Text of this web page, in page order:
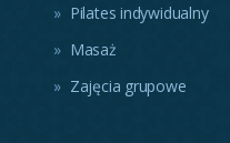
Pilates indywidualny
Masaż
Zajęcia grupowe